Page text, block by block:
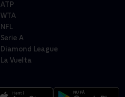
ATP
WTA
NFL
Serie A
Diamond League
La Vuelta